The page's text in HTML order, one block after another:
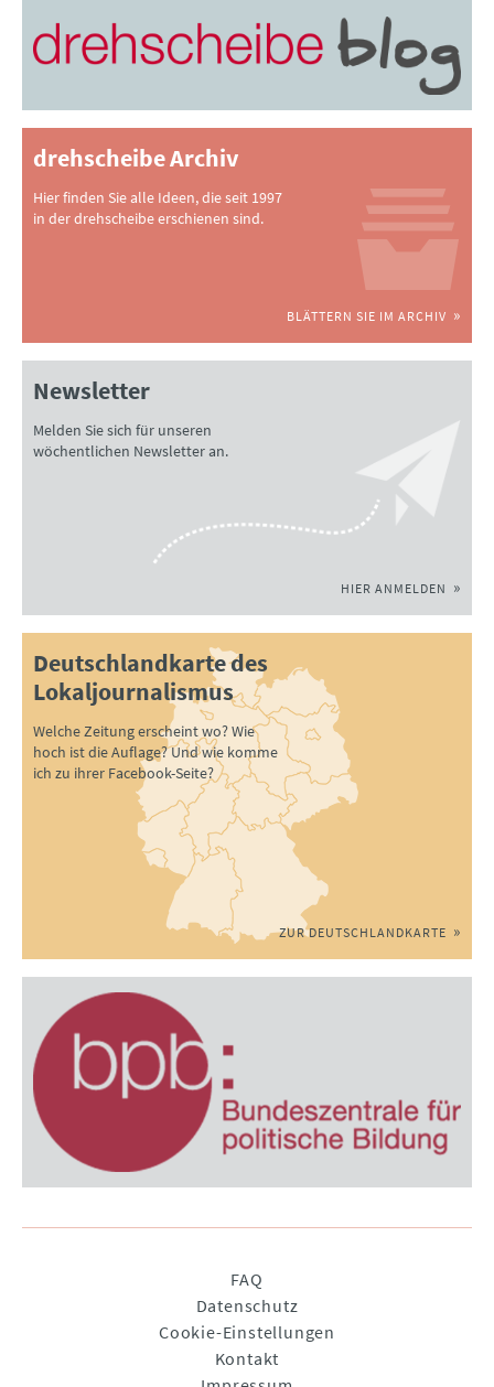
drehscheibe Archiv
Hier finden Sie alle Ideen, die seit 1997
in der drehscheibe erschienen sind.
BLÄTTERN SIE IM ARCHIV
Newsletter
Melden Sie sich für unseren
wöchentlichen Newsletter an.
HIER ANMELDEN
Deutschlandkarte des
Lokaljournalismus
Welche Zeitung erscheint wo? Wie
hoch ist die Auflage? Und wie komme
ich zu ihrer Facebook-Seite?
ZUR DEUTSCHLANDKARTE
FAQ
Datenschutz
Cookie-Einstellungen
Kontakt